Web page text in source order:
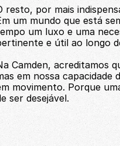
resto, por mais
um mundo que está
um luxo e uma
e útil ao longo
Camden, acreditamos
em nossa
movimento. Porque
ser desejável.